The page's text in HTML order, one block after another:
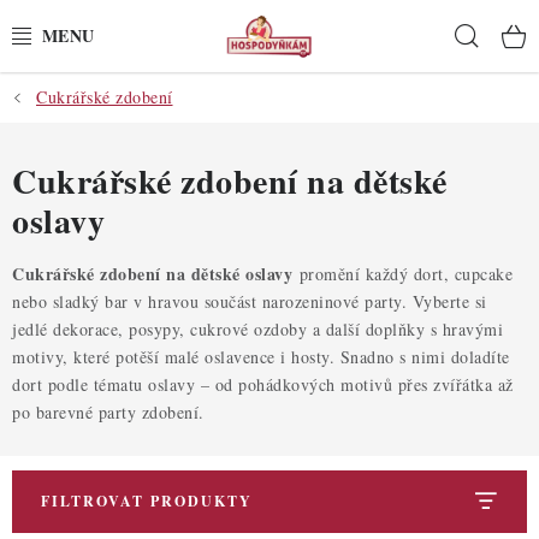
na
POTŘEBY
POMŮCKY
SUROVINY
DEKORACE
PRO OSLAVY
DO KUCHYNĚ
POCHUTINY
Cukrářské zdobení
Cukrářské zdobení na dětské
oslavy
Cukrářské zdobení na dětské oslavy promění každý dort, cupcake
nebo sladký bar v hravou součást narozeninové party. Vyberte si
jedlé dekorace, posypy, cukrové ozdoby a další doplňky s hravými
motivy, které potěší malé oslavence i hosty. Snadno s nimi doladíte
dort podle tématu oslavy – od pohádkových motivů přes zvířátka až
po barevné party zdobení.
FILTROVAT PRODUKTY